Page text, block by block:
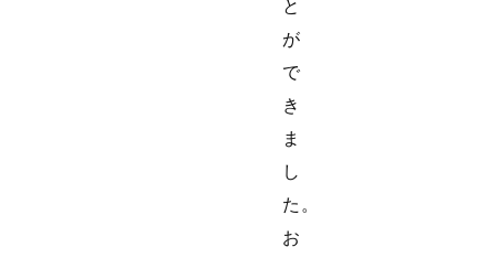
と
が
で
き
ま
し
た。
お